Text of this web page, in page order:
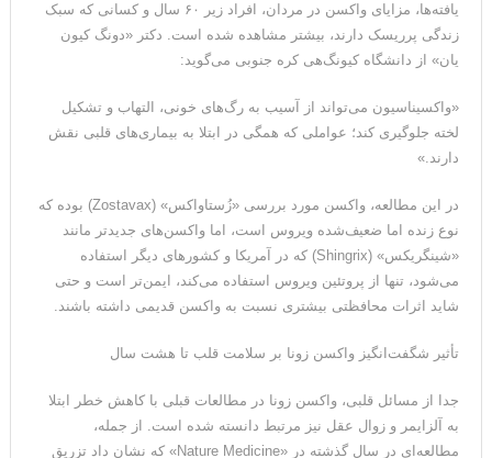
می‌دهد
یافته‌ها، مزایای واکسن در مردان، افراد زیر ۶۰ سال و کسانی که سبک
زندگی پرریسک دارند، بیشتر مشاهده شده است. دکتر «دونگ کیون
یان» از دانشگاه کیونگ‌هی کره جنوبی می‌گوید:
«واکسیناسیون می‌تواند از آسیب به رگ‌های خونی، التهاب و تشکیل
لخته جلوگیری کند؛ عواملی که همگی در ابتلا به بیماری‌های قلبی نقش
دارند.»
در این مطالعه، واکسن مورد بررسی «زُستاواکس» (Zostavax) بوده که
نوع زنده اما ضعیف‌شده ویروس است، اما واکسن‌های جدیدتر مانند
«شینگریکس» (Shingrix) که در آمریکا و کشورهای دیگر استفاده
می‌شود، تنها از پروتئین ویروس استفاده می‌کند، ایمن‌تر است و حتی
شاید اثرات محافظتی بیشتری نسبت به واکسن قدیمی داشته باشند.
تأثیر شگفت‌انگیز واکسن زونا بر سلامت قلب تا هشت سال
جدا از مسائل قلبی، واکسن زونا در مطالعات قبلی با کاهش خطر ابتلا
به آلزایمر و زوال عقل نیز مرتبط دانسته شده است. از جمله،
مطالعه‌ای در سال گذشته در «Nature Medicine» که نشان داد تزریق